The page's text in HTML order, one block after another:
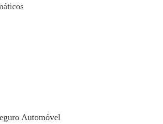
Automóvel